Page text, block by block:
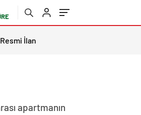
Resmi İlan
apartmanın